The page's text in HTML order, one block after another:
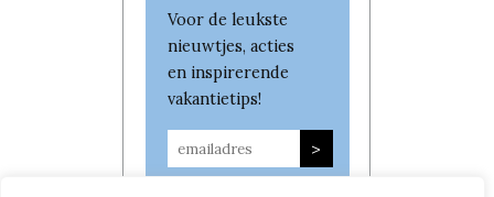
Voor de leukste
nieuwtjes, acties
en inspirerende
vakantietips!